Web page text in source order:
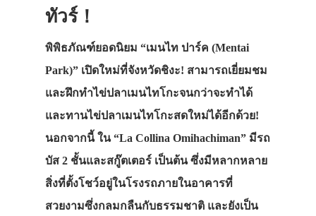
ทัวร์！
พิพิธภัณฑ์ยอดนิยม “เมนไท ปาร์ค (Mentai
Park)” เปิดใหม่ที่จังหวัดชิงะ! สามารถเยี่ยมชม
และฝึกทำไข่ปลาเมนไทโกะจนกว่าจะทำได้
และทานไข่ปลาเมนไทโกะสดใหม่ได้อีกด้วย!
นอกจากนี้ ใน “La Collina Omihachiman” มีรถ
บัส 2 ชั้นและสกู๊ตเตอร์ เป็นต้น ซึ่งมีหลากหลาย
สิ่งที่ตั้งโชว์อยู่ในโรงรถภายในอาคารที่
สวยงามซึ่งกลมกลืนกับธรรมชาติ และยังเป็น